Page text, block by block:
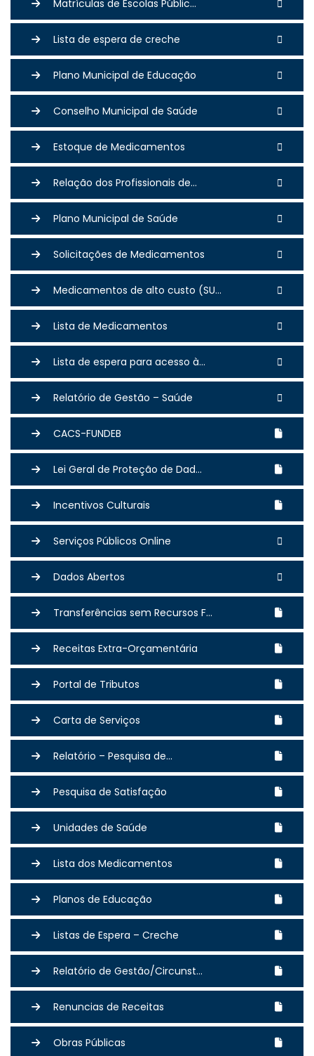
Matrículas de Escolas Públic...
Lista de espera de creche
Plano Municipal de Educação
Conselho Municipal de Saúde
Estoque de Medicamentos
Relação dos Profissionais de...
Plano Municipal de Saúde
Solicitações de Medicamentos
Medicamentos de alto custo (SU...
Lista de Medicamentos
Lista de espera para acesso à...
Relatório de Gestão – Saúde
CACS-FUNDEB
Lei Geral de Proteção de Dad...
Incentivos Culturais
Serviços Públicos Online
Dados Abertos
Transferências sem Recursos F...
Receitas Extra-Orçamentária
Portal de Tributos
Carta de Serviços
Relatório – Pesquisa de...
Pesquisa de Satisfação
Unidades de Saúde
Lista dos Medicamentos
Planos de Educação
Listas de Espera – Creche
Relatório de Gestão/Circunst...
Renuncias de Receitas
Obras Públicas